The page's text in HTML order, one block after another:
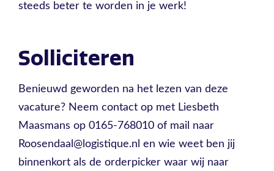
steeds beter te worden in je werk!
Solliciteren
Benieuwd geworden na het lezen van deze
vacature? Neem contact op met Liesbeth
Maasmans op 0165-768010 of mail naar
Roosendaal@logistique.nl en wie weet ben jij
binnenkort als de orderpicker waar wij naar